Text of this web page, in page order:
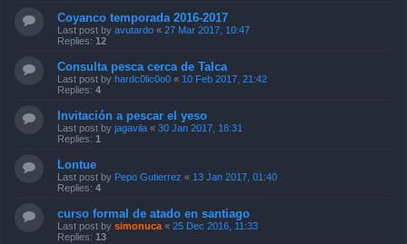
Coyanco temporada 2016-2017
Last post by avutardo « 27 Mar 2017, 10:47
Replies: 12
Consulta pesca cerca de Talca
Last post by hardc0lic0o0 « 10 Feb 2017, 21:42
Replies: 4
Invitación a pescar el yeso
Last post by jagavila « 30 Jan 2017, 18:31
Replies: 1
Lontue
Last post by Pepo Gutierrez « 13 Jan 2017, 01:40
Replies: 4
curso formal de atado en santiago
Last post by simonuca « 25 Dec 2016, 11:33
Replies: 13